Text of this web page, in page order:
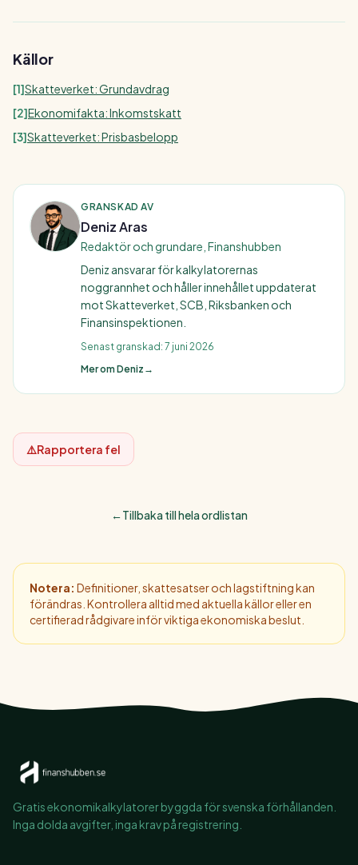
Källor
[1]Skatteverket: Grundavdrag
[2]Ekonomifakta: Inkomstskatt
[3]Skatteverket: Prisbasbelopp
GRANSKAD AV
Deniz Aras
Redaktör och grundare, Finanshubben
Deniz ansvarar för kalkylatorernas
noggrannhet och håller innehållet uppdaterat
mot Skatteverket, SCB, Riksbanken och
Finansinspektionen.
Senast granskad: 7 juni 2026
Mer om Deniz →
⚠️Rapportera fel
←Tillbaka till hela ordlistan
Notera: Definitioner, skattesatser och lagstiftning kan
förändras. Kontrollera alltid med aktuella källor eller en
certifierad rådgivare inför viktiga ekonomiska beslut.
Gratis ekonomikalkylatorer byggda för svenska förhållanden.
Inga dolda avgifter, inga krav på registrering.